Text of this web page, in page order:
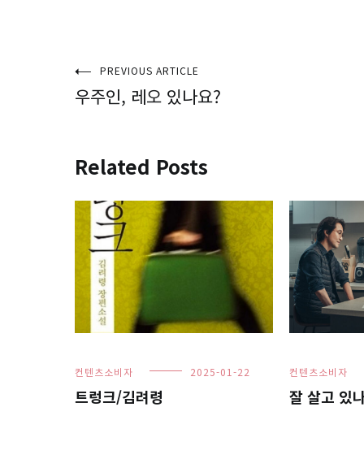
글
색
PREVIOUS ARTICLE
우주인, 레오 있나요?
Related Posts
컨텐츠소비자 2025-01-22
트렁크/김려령
컨텐츠소비자
잘 살고 있